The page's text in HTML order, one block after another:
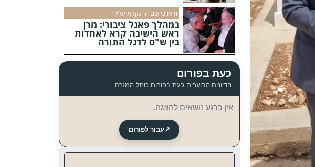
וראו כי שם ה' נקרא עליך:
במהלך פאנל ציבורי: מרן
ראש הישיבה קרא לאחדות
בין ש"ס לדגל התורה
כעת בפורום
הדיונים הבוערים כעת בפורום כותל המזרח
אין כרגע נושאים להצגה.
↗עבור לפורום